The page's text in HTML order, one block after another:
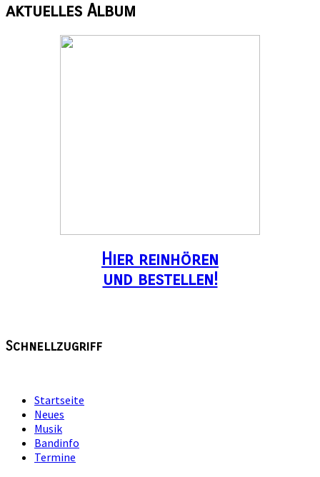
aktuelles Album
Hier reinhören
und bestellen!
Schnellzugriff
Startseite
Neues
Musik
Bandinfo
Termine